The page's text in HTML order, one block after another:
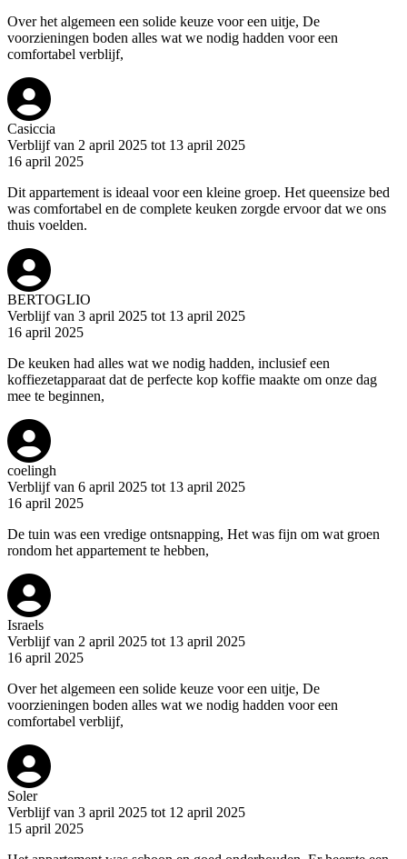
Over het algemeen een solide keuze voor een uitje, De
voorzieningen boden alles wat we nodig hadden voor een
comfortabel verblijf,
Casiccia
Verblijf van 2 april 2025 tot 13 april 2025
16 april 2025
Dit appartement is ideaal voor een kleine groep. Het queensize bed
was comfortabel en de complete keuken zorgde ervoor dat we ons
thuis voelden.
BERTOGLIO
Verblijf van 3 april 2025 tot 13 april 2025
16 april 2025
De keuken had alles wat we nodig hadden, inclusief een
koffiezetapparaat dat de perfecte kop koffie maakte om onze dag
mee te beginnen,
coelingh
Verblijf van 6 april 2025 tot 13 april 2025
16 april 2025
De tuin was een vredige ontsnapping, Het was fijn om wat groen
rondom het appartement te hebben,
Israels
Verblijf van 2 april 2025 tot 13 april 2025
16 april 2025
Over het algemeen een solide keuze voor een uitje, De
voorzieningen boden alles wat we nodig hadden voor een
comfortabel verblijf,
Soler
Verblijf van 3 april 2025 tot 12 april 2025
15 april 2025